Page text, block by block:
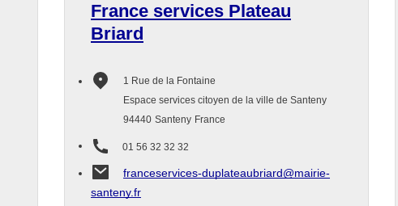
France services Plateau
Briard
1 Rue de la Fontaine
Espace services citoyen de la ville de Santeny
94440 Santeny France
01 56 32 32 32
franceservices-duplateaubriard@mairie-
santeny.fr